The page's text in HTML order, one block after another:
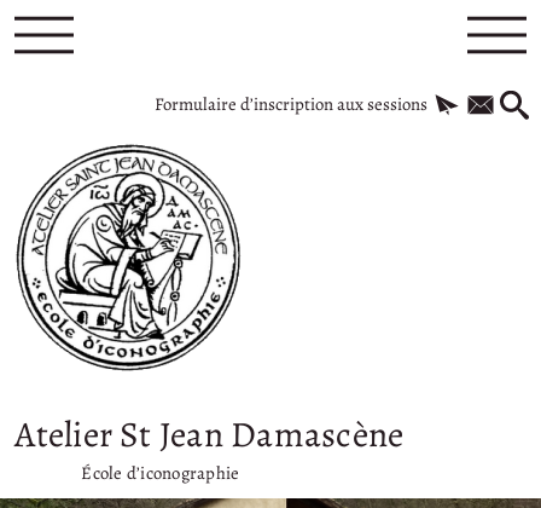
Formulaire d’inscription aux sessions
Atelier St Jean Damascène
École d’iconographie